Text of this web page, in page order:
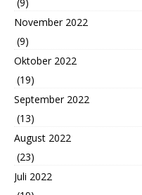
November 2022
(9)
Oktober 2022
(19)
September 2022
(13)
August 2022
(23)
Juli 2022